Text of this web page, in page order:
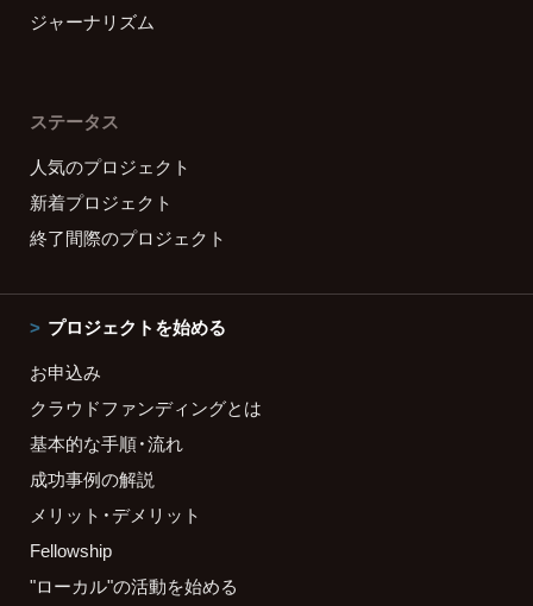
ジャーナリズム
ステータス
人気のプロジェクト
新着プロジェクト
終了間際のプロジェクト
プロジェクトを始める
お申込み
クラウドファンディングとは
基本的な手順・流れ
成功事例の解説
メリット・デメリット
Fellowship
"ローカル"の活動を始める